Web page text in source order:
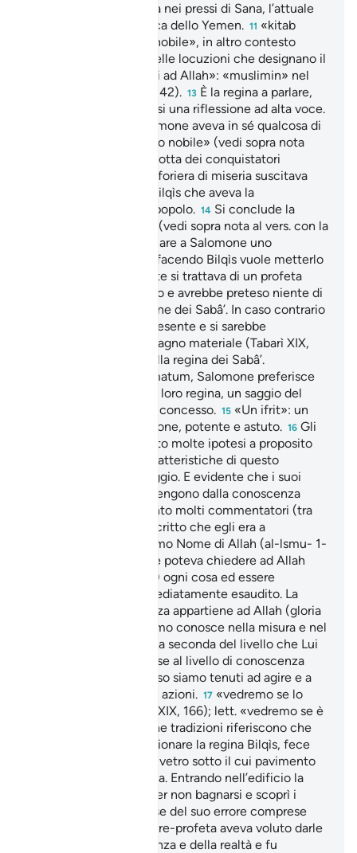
un palazzo che sorgeva nei pressi di Sana, l’attuale
capitale della repubblica dello Yemen. 11 «kitab
karîm»: lett. «uno scri nobile», in altro contesto
potrebbe essere una delle locuzioni che designano il
«sottomessi ad Allah»: «muslimin» nel
testo (come ai verss. e 42). 13 È la regina a parlare,
sembra che faccia quasi una riflessione ad alta voce.
Certo la lettera di Salomone aveva in sé qualcosa di
diverso, era «uno scritto nobile» (vedi sopra nota
tuttavia l’abituale condotta dei conquistatori
grondante di sangue e foriera di miseria suscitava
timori e diffidenze in Bilqìs che aveva la
responsabilità del suo popolo. 14 Si conclude la
riflessione della regina (vedi sopra nota al vers. con la
saggia decisione di inviare a Salomone uno
splendido regalo. Così facendo Bilqìs vuole metterlo
alla prova. Se veramente si trattava di un profeta
avrebbe rifiutato il dono e avrebbe preteso niente di
meno che la conversione dei Sabâ’. In caso contrario
avrebbe accettato il presente e si sarebbe
accontentato del guadagno materiale (Tabarì XIX,
155). «il suo trono»: della regina dei Sabâ’.
Nonostante il suo ultimatum, Salomone preferisce
mostrare ai Sabâ’ e alla loro regina, un saggio del
potere che Allah gli ha concesso. 15 «Un ifrit»: un
particolare tipo di dèmone, potente e astuto. 16 Gli
esegeti hanno formulato molte ipotesi a proposito
dell’identità e delle caratteristiche di questo
stupefacente personaggio. E evidente che i suoi
straordinari poteri provengono dalla conoscenza
delle Scritture e pertanto molti commentatori (tra
cui Tabarì XIX, hanno scritto che egli era a
conoscenza del Supremo Nome di Allah (al-lsmu- 1-
A’dham) grazie al quale poteva chiedere ad Allah
(gloria a Lui l’Altissimo) ogni cosa ed essere
costantemente e immediatamente esaudito. La
Scienza, tutta la Scienza appartiene ad Allah (gloria
a Lui l’Altissimo) e l’uomo conosce nella misura e nel
modo che Allah vuole, a seconda del livello che Lui
gli concede, ed è in base al livello di conoscenza
che Allah ci ha concesso siamo tenuti ad agire e a
rispondere delle nostre azioni. 17 «vedremo se lo
riconoscerà…»: Tabarì (XIX, 166); lett. «vedremo se è
Alcune tradizioni riferiscono che
Salomone, per impressionare la regina Bilqìs, fece
costruire un palazzo di vetro sotto il cui pavimento
fece scorrere dell’acqua. Entrando nell’edificio la
donna tirò su le vesti per non bagnarsi e scoprì i
piedi. Quando si accorse del suo errore comprese
anche la lezione che il re-profeta aveva voluto darle
a proposito dell’apparenza e della realtà e fu